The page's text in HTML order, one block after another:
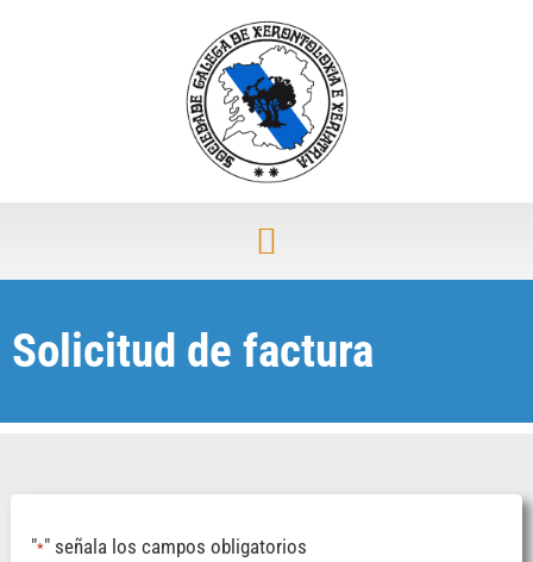
Solicitud de factura
"*" señala los campos obligatorios